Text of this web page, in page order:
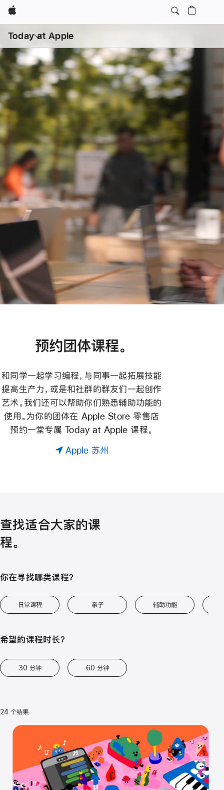
Apple
Today at Apple
单
预约团体课程。
和同学一起学习编程，与同事一起拓展技能
提高生产力，或是和社群的群友们一起创作
艺术。我们还可以帮助你们熟悉辅助功能的
使用。为你的团体在 Apple Store 零售店
预约一堂专属 Today at Apple 课程。
Apple 苏州
查找适合大家的课
程。
你在寻找哪类课程？
日常课程 亲子 辅助功能
希望的课程时长？
30 分钟 60 分钟
24 个结果